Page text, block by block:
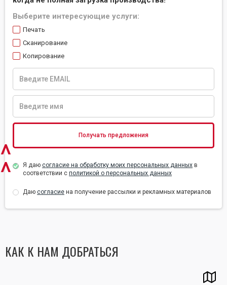
Выберите интересующие услуги:
Печать
Сканирование
Копирование
Я даю согласие на обработку моих персональных данных в
соответствии с политикой о персональных данных
Даю согласие на получение рассылки и рекламных материалов
КАК К НАМ ДОБРАТЬСЯ
^
^